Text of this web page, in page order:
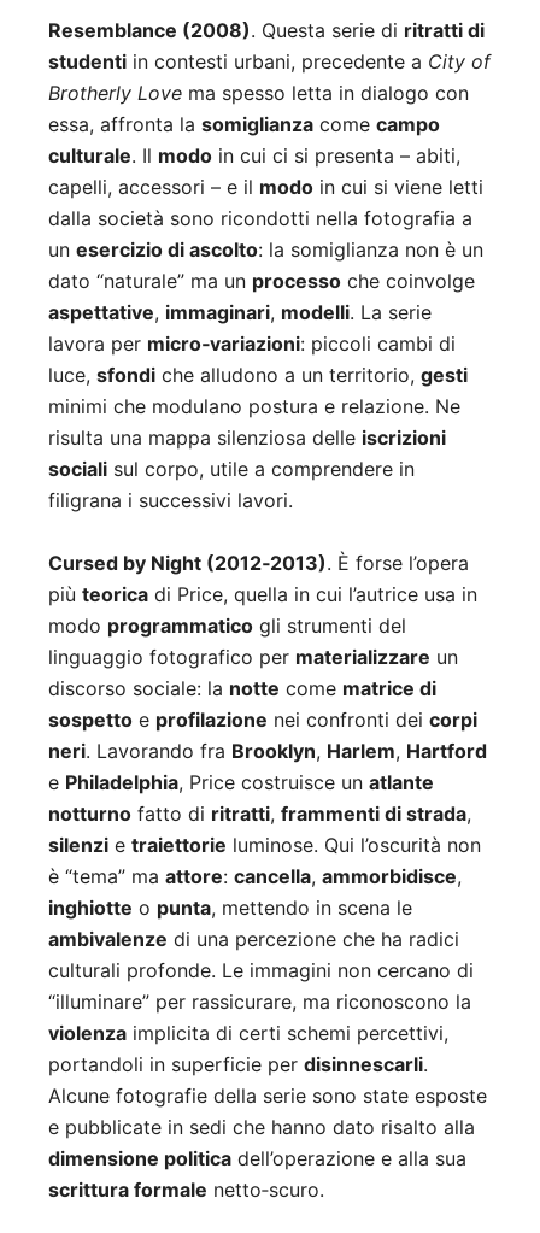
Resemblance (2008). Questa serie di ritratti di
studenti in contesti urbani, precedente a City of
Brotherly Love ma spesso letta in dialogo con
essa, affronta la somiglianza come campo
culturale. Il modo in cui ci si presenta – abiti,
capelli, accessori – e il modo in cui si viene letti
dalla società sono ricondotti nella fotografia a
un esercizio di ascolto: la somiglianza non è un
dato “naturale” ma un processo che coinvolge
aspettative, immaginari, modelli. La serie
lavora per micro‑variazioni: piccoli cambi di
luce, sfondi che alludono a un territorio, gesti
minimi che modulano postura e relazione. Ne
risulta una mappa silenziosa delle iscrizioni
sociali sul corpo, utile a comprendere in
filigrana i successivi lavori.
Cursed by Night (2012‑2013). È forse l’opera
più teorica di Price, quella in cui l’autrice usa in
modo programmatico gli strumenti del
linguaggio fotografico per materializzare un
discorso sociale: la notte come matrice di
sospetto e profilazione nei confronti dei corpi
neri. Lavorando fra Brooklyn, Harlem, Hartford
e Philadelphia, Price costruisce un atlante
notturno fatto di ritratti, frammenti di strada,
silenzi e traiettorie luminose. Qui l’oscurità non
è “tema” ma attore: cancella, ammorbidisce,
inghiotte o punta, mettendo in scena le
ambivalenze di una percezione che ha radici
culturali profonde. Le immagini non cercano di
“illuminare” per rassicurare, ma riconoscono la
violenza implicita di certi schemi percettivi,
portandoli in superficie per disinnescarli.
Alcune fotografie della serie sono state esposte
e pubblicate in sedi che hanno dato risalto alla
dimensione politica dell’operazione e alla sua
scrittura formale netto‑scuro.